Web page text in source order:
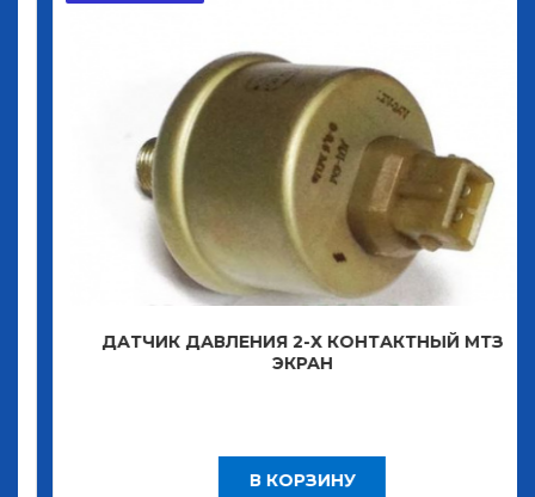
ДАТЧИК ДАВЛЕНИЯ 2-Х КОНТАКТНЫЙ МТЗ
ЭКРАН
В КОРЗИНУ